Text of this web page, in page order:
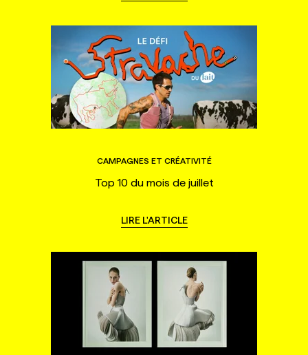
CAMPAGNES ET CRÉATIVITÉ
Top 10 du mois de juillet
LIRE L'ARTICLE